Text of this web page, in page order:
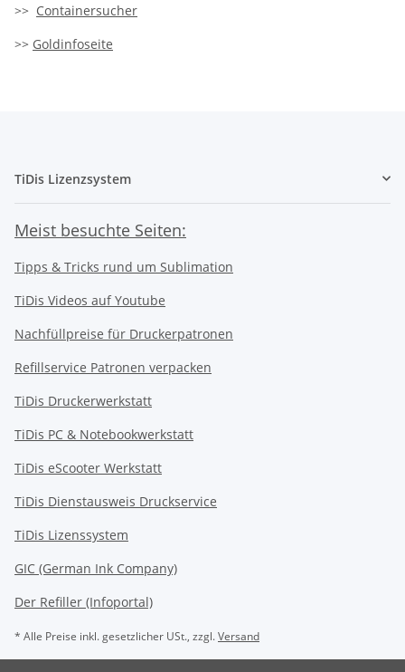
>> Containersucher
>> Goldinfoseite
TiDis Lizenzsystem
Meist besuchte Seiten:
Tipps & Tricks rund um Sublimation
TiDis Videos auf Youtube
Nachfüllpreise für Druckerpatronen
Refillservice Patronen verpacken
TiDis Druckerwerkstatt
TiDis PC & Notebookwerkstatt
TiDis eScooter Werkstatt
TiDis Dienstausweis Druckservice
TiDis Lizenssystem
GIC (German Ink Company)
Der Refiller (Infoportal)
* Alle Preise inkl. gesetzlicher USt., zzgl.Versand